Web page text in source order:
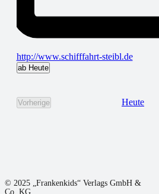
http://www.schifffahrt-steibl.de
ab Heute
Vorherige
Veranstaltungen
Heute
© 2025 „Frankenkids“ Verlags GmbH &
Co. KG